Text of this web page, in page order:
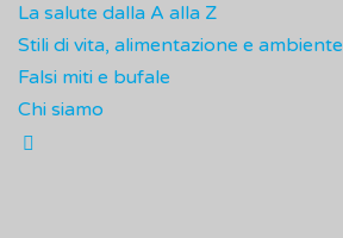
La salute dalla A alla Z
Stili di vita, alimentazione e ambiente
Falsi miti e bufale
Chi siamo